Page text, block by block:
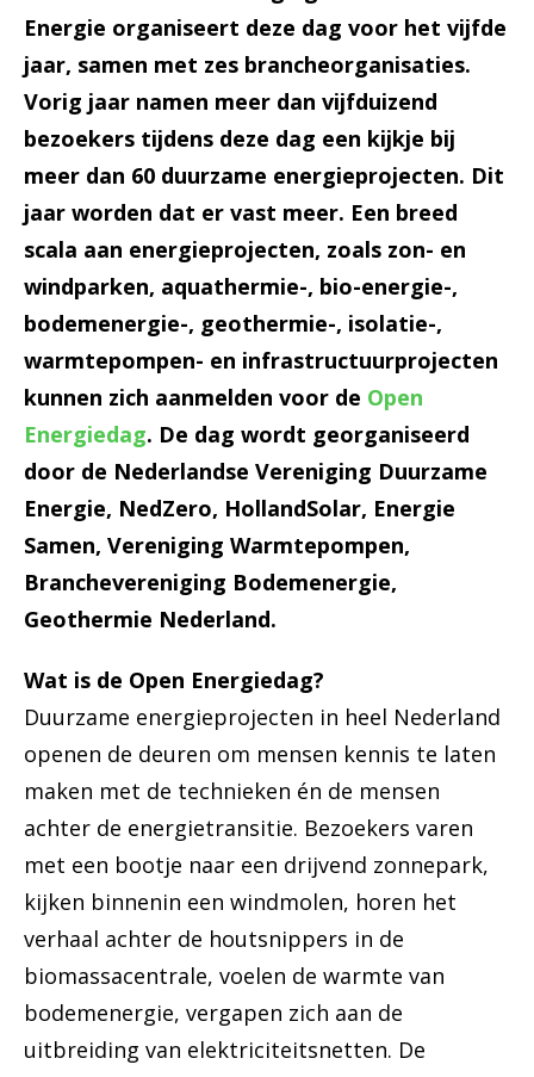
Energie organiseert deze dag voor het vijfde
jaar, samen met zes brancheorganisaties.
Vorig jaar namen meer dan vijfduizend
bezoekers tijdens deze dag een kijkje bij
meer dan 60 duurzame energieprojecten. Dit
jaar worden dat er vast meer. Een breed
scala aan energieprojecten, zoals zon- en
windparken, aquathermie-, bio-energie-,
bodemenergie-, geothermie-, isolatie-,
warmtepompen- en infrastructuurprojecten
kunnen zich aanmelden voor de Open
Energiedag. De dag wordt georganiseerd
door de Nederlandse Vereniging Duurzame
Energie, NedZero, HollandSolar, Energie
Samen, Vereniging Warmtepompen,
Branchevereniging Bodemenergie,
Geothermie Nederland.
Wat is de Open Energiedag?
Duurzame energieprojecten in heel Nederland
openen de deuren om mensen kennis te laten
maken met de technieken én de mensen
achter de energietransitie. Bezoekers varen
met een bootje naar een drijvend zonnepark,
kijken binnenin een windmolen, horen het
verhaal achter de houtsnippers in de
biomassacentrale, voelen de warmte van
bodemenergie, vergapen zich aan de
uitbreiding van elektriciteitsnetten. De